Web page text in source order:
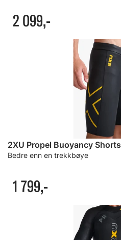
2 099,-
2XU Propel Buoyancy Shorts
Bedre enn en trekkbøye
1 799,-